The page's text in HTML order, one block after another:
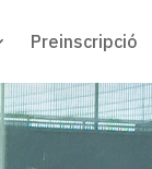
Preinscripció